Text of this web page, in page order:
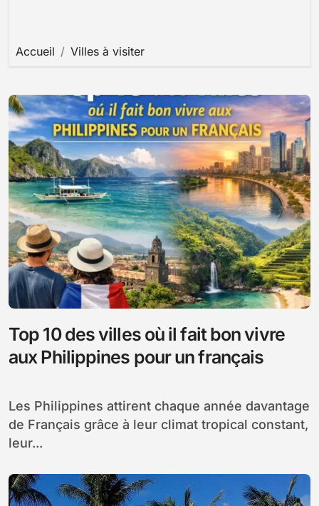
Accueil Villes à visiter
Top 10 des villes où il fait bon vivre
aux Philippines pour un français
Les Philippines attirent chaque année davantage
de Français grâce à leur climat tropical constant,
leur...